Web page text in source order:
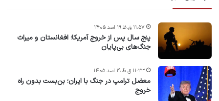
پنج سال پس از خروج آمریکا؛ افغانستان و میراث
جنگ‌های بی‌پایان
۱۱:۵۷ ق.ظ ۱۹ اسد ۱۴۰۵
معضل ترامپ در جنگ با ایران؛ بن‌بست بدون راه
خروج
۱۱:۲۳ ق.ظ ۱۹ اسد ۱۴۰۵